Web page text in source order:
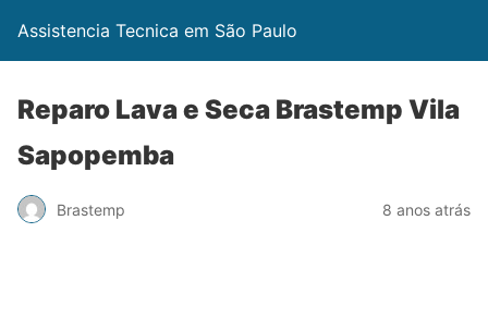
Assistencia Tecnica em São Paulo
Reparo Lava e Seca Brastemp Vila
Sapopemba
Brastemp 8 anos atrás